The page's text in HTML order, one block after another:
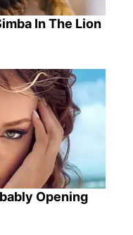
In The Lion
Opening